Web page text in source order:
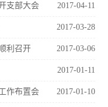
2017-04-11
支部大会
2017-03-28
2017-03-06
利召开
2017-01-11
2017-01-10
作布置会